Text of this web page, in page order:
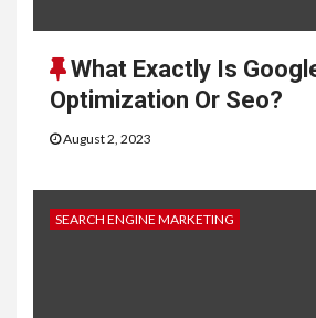
What Exactly Is
Optimization Or Seo?
August 2, 2023
SEARCH ENGINE MARKETING